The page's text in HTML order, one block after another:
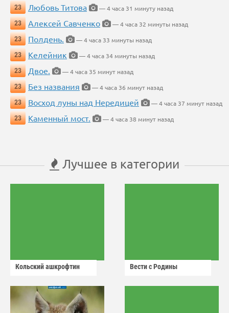
23
Любовь Титова
— 4 часа 31 минуту назад
23
Алексей Савченко
— 4 часа 32 минуты назад
23
Полдень.
— 4 часа 33 минуты назад
23
Келейник
— 4 часа 34 минуты назад
23
Двое.
— 4 часа 35 минут назад
23
Без названия
— 4 часа 36 минут назад
23
Восход луны над Нередицей
— 4 часа 37 минут назад
23
Каменный мост. — 4 часа 38 минут назад
Лучшее в категории
Кольский ашкрофтин Вести с Родины